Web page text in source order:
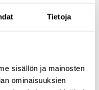
Tietoja
sisällön ja mainosten
ominaisuuksien
ja käyttääksesi